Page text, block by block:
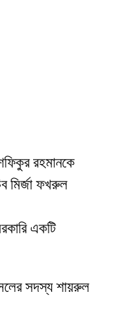
রহমানকে
মির্জা ফখরুল
একটি
সদস্য শায়রুল